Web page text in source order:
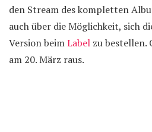
den Stream des kompletten
auch über die Möglichkeit, sich
Version beimLabel zu bestellen.
am 20. März raus.